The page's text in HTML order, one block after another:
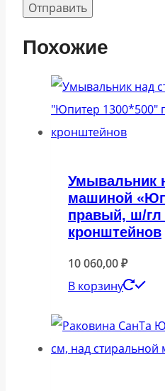
Похожие
Умывальник
машиной
правый, ш/гл
кронштейнов
10 060,00₽
В корзину